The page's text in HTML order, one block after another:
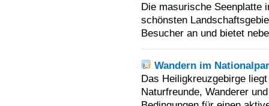
Die masurische Seenplatte
schönsten
Besucher an und bietet
Wandern im
Das Heiligkreuzgebirge
Naturfreunde, Wanderer